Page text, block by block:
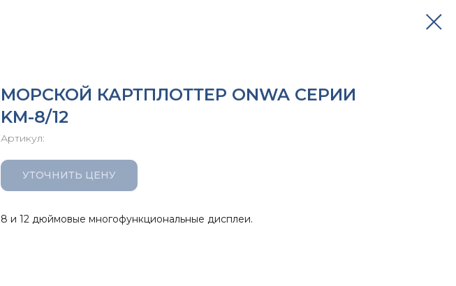
МОРСКОЙ КАРТПЛОТТЕР ONWA СЕРИИ
KM-8/12
Артикул:
УТОЧНИТЬ ЦЕНУ
8 и 12 дюймовые многофункциональные дисплеи.